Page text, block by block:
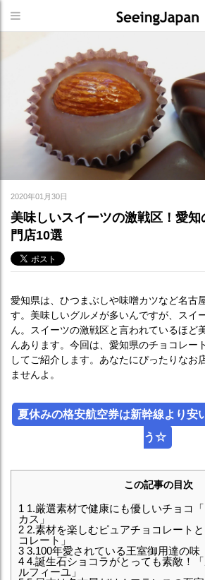
2020年01月30日
美味しいスイーツの激戦区！愛
門店10選
愛知県は、ひつまぶしや味噌カツなど名古
す。美味しいグルメが多いんですが、スイ
ん。スイーツの激戦区と言われているほど
んあります。今回は、愛知県のチョコレー
してご紹介します。あなたにぴったりなお
ませんよ。
夏休みの格安航空券は新幹線より安
う☆
この記事の目次
1 1.厳選素材で健康にも優しいチョコ
カス」
2 2.素材を楽しむピュアチョコレート
コレート」
3 3.100年愛されている王室御用達の味
4 4.誕生石ショコラがとっても素敵！
ルフィーユ」